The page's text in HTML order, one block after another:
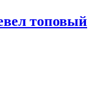
топовый